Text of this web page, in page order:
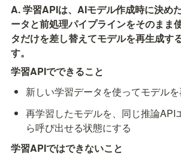
A. 学習APIは、AIモデル作成時に決め
ータと前処理パイプラインをそのまま
タだけを差し替えてモデルを再生成す
す。
学習APIでできること
新しい学習データを使ってモデル
再学習したモデルを、同じ推論API
ら呼び出せる状態にする
学習APIではできないこと